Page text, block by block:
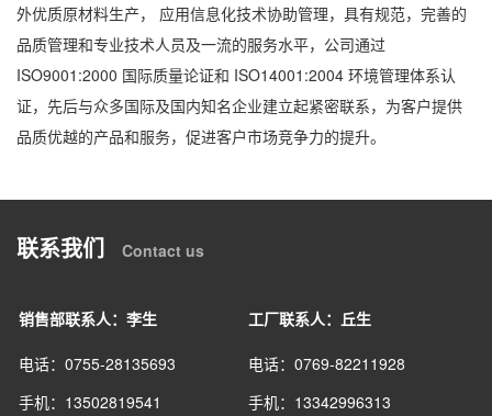
外优质原材料生产， 应用信息化技术协助管理，具有规范，完善的
品质管理和专业技术人员及一流的服务水平，公司通过
ISO9001:2000 国际质量论证和 ISO14001:2004 环境管理体系认
证，先后与众多国际及国内知名企业建立起紧密联系，为客户提供
品质优越的产品和服务，促进客户市场竞争力的提升。
联系我们 Contact us
销售部联系人：李生
电话：0755-28135693
手机：13502819541
工厂联系人：丘生
电话：0769-82211928
手机：13342996313